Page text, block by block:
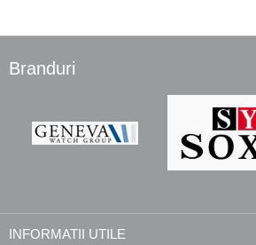
Branduri
INFORMATII UTILE